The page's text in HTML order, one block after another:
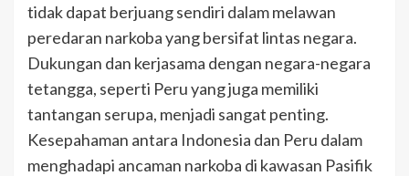
tidak dapat berjuang sendiri dalam melawan
peredaran narkoba yang bersifat lintas negara.
Dukungan dan kerjasama dengan negara-negara
tetangga, seperti Peru yang juga memiliki
tantangan serupa, menjadi sangat penting.
Kesepahaman antara Indonesia dan Peru dalam
menghadapi ancaman narkoba di kawasan Pasifik